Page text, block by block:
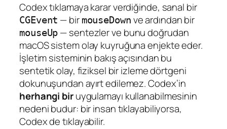
Codex tıklamaya karar verdiğinde, sanal bir
CGEvent — bir mouseDown ve ardından bir
mouseUp — sentezler ve bunu doğrudan
macOS sistem olay kuyruğuna enjekte eder.
İşletim sisteminin bakış açısından bu
sentetik olay, fiziksel bir izleme dörtgeni
dokunuşundan ayırt edilemez. Codex’in
herhangi biruygulamayı kullanabilmesinin
nedeni budur: bir insan tıklayabiliyorsa,
Codex de tıklayabilir.